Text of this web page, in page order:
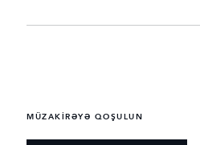
MÜZAKİRƏYƏ QOŞULUN